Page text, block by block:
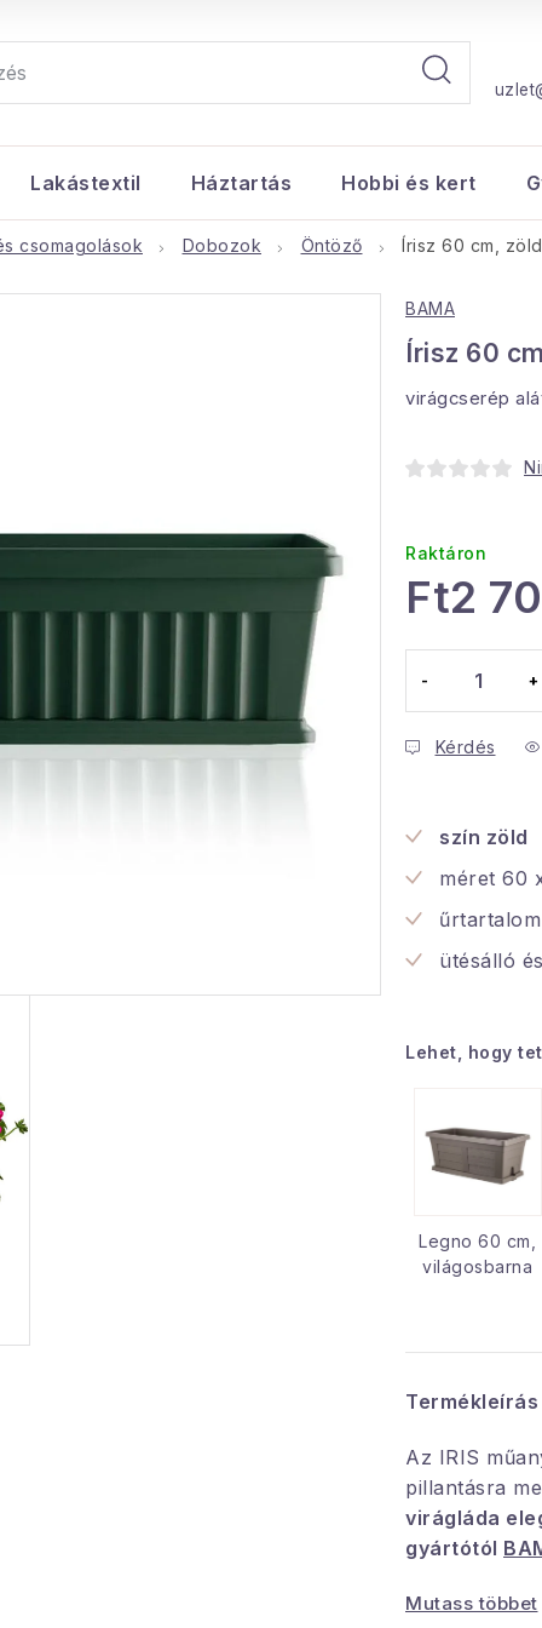
Lakástextil Háztartás Hobbi és kert
csomagolások Dobozok Öntöző Írisz 60 cm, zöld
BAMA
Írisz 60
virágcserép
Raktáron
Ft2
Kérdés
szín zöld
méret 60
ütésálló
Lehet, hogy
Legno 60 cm,
világosbarna
Termékleírás
Az IRIS
pillantásra
virágláda
gyártótól
A
Mutass többet